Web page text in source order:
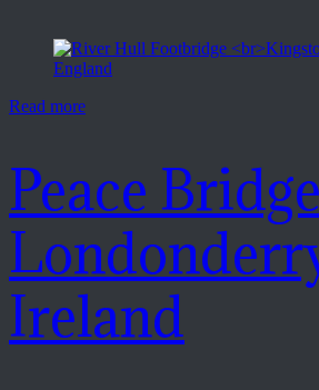
Read more
Peace Bridge
Ireland